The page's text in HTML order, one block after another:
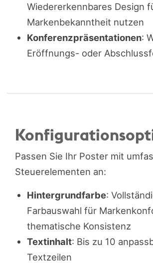
Wiedererkennbares Design
Markenbekanntheit nutzen
Konferenzpräsentationen:
Eröffnungs- oder
Passen Sie Ihr Poster mit
Steuerelementen an:
Hintergrundfarbe:
Farbauswahl für
thematische Konsistenz
Textinhalt: Bis zu 10
Textzeilen